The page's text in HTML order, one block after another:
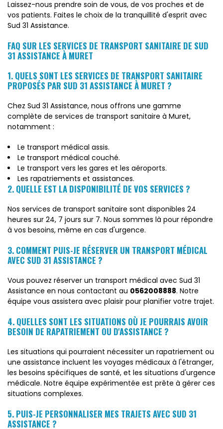
Laissez-nous prendre soin de vous, de vos proches et de
vos patients. Faites le choix de la tranquillité d'esprit avec
Sud 31 Assistance.
FAQ SUR LES SERVICES DE TRANSPORT SANITAIRE DE SUD
31 ASSISTANCE À MURET
1. QUELS SONT LES SERVICES DE TRANSPORT SANITAIRE
PROPOSÉS PAR SUD 31 ASSISTANCE À MURET ?
Chez Sud 31 Assistance, nous offrons une gamme
complète de services de transport sanitaire à Muret,
notamment :
Le transport médical assis.
Le transport médical couché.
Le transport vers les gares et les aéroports.
Les rapatriements et assistances.
2. QUELLE EST LA DISPONIBILITÉ DE VOS SERVICES ?
Nos services de transport sanitaire sont disponibles 24
heures sur 24, 7 jours sur 7. Nous sommes là pour répondre
à vos besoins, même en cas d'urgence.
3. COMMENT PUIS-JE RÉSERVER UN TRANSPORT MÉDICAL
AVEC SUD 31 ASSISTANCE ?
Vous pouvez réserver un transport médical avec Sud 31
Assistance en nous contactant au 0562008888. Notre
équipe vous assistera avec plaisir pour planifier votre trajet.
4. QUELLES SONT LES SITUATIONS OÙ JE POURRAIS AVOIR
BESOIN DE RAPATRIEMENT OU D'ASSISTANCE ?
Les situations qui pourraient nécessiter un rapatriement ou
une assistance incluent les voyages médicaux à l'étranger,
les besoins spécifiques de santé, et les situations d'urgence
médicale. Notre équipe expérimentée est prête à gérer ces
situations complexes.
5. PUIS-JE PERSONNALISER MES TRAJETS AVEC SUD 31
ASSISTANCE ?